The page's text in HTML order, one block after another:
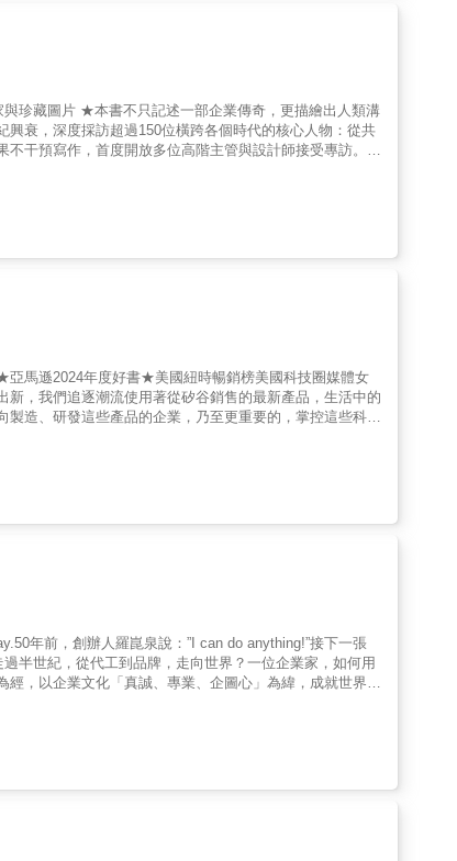
的創意，而是弄清楚在實務上怎麼做才行得通，而且要做
，再設砲彈」，即一開始先發射子彈，弄清楚怎麼做才能
、有
態度，泰然接受無法控制的情況，盡最大努力掌握自己可
哩行軍」、「先設子彈，再設砲彈」、「超越死亡線」和
珍藏圖片 ★本書不只記述一部企業傳奇，更描繪出人類溝
衰，深度採訪超過150位橫跨各個時代的核心人物：從共
干預寫作，首度開放多位高階主管與設計師接受專訪。波
世界」？本書完整呈現賈伯斯「追求極致」的靈魂，與庫
與App Store等劃時代產品，更在於有勇氣面對失敗，
放每個人內在的創造能量，讓改變世界不再是少數人的特
世界嘲笑的牛頓掌上型電腦，最終失敗收場。但它押注
就推出了世界第一台消費級彩色數位相機。這件事，幾
寫人類生活型態：－技術直覺：從圖形介面到多點觸控，
。－跨界革命：橫跨電信、金融、醫療與晶片的連鎖重
持#創新夥伴 #成就不凡
馬遜2024年度好書★美國紐時暢銷榜美國科技圈媒體女
，我們追逐潮流使用著從矽谷銷售的最新產品，生活中的
造、研發這些產品的企業，乃至更重要的，掌控這些科技
裝為善意之舉，許多後果則被描述為創新過程中無可避免
始的樣貌。科學、理性決策？這是人治的遊樂園 在繁
人體與科學的精密計算？其實是馬斯克讀完科幻小說後的
遠別看到這個。』」對於想知道矽谷權力圈在想什麼的
上，《On with Kara Swisher》是被高度關注、大量轉述
隊，過去的三十年，凱拉採訪過矽谷每位「科技之王」，
曾被她的辛辣言論逼到汗流浹背，其中祖克伯甚至是字面
黑帳本。她的報導揭露科技界的驕傲、盲點、偏執與不負
業和用家以更深思熟慮和嚴謹的態度，來鑄造出更好的未
權力與真相的現場紀實》獻給所有關心科技、權力、媒體
年前，創辦人羅崑泉說：”I can do anything!”接下一張
半世紀，從代工到品牌，走向世界？一位企業家，如何用
，以企業文化「真誠、專業、企圖心」為緯，成就世界第
喬山董事、磐石會創始人 謝平上羅董事長對家庭的重視
。這份家風，反映在企業文化裡，使喬山成為有人情溫度
處事的態度。喬山不僅是一家企業，更像一個凝聚人心的
力與遠見的故事，是一套值得世代傳承的價值體系。優笠
型實錄呈現喬山從代工製造起步，歷經技術研發升級、